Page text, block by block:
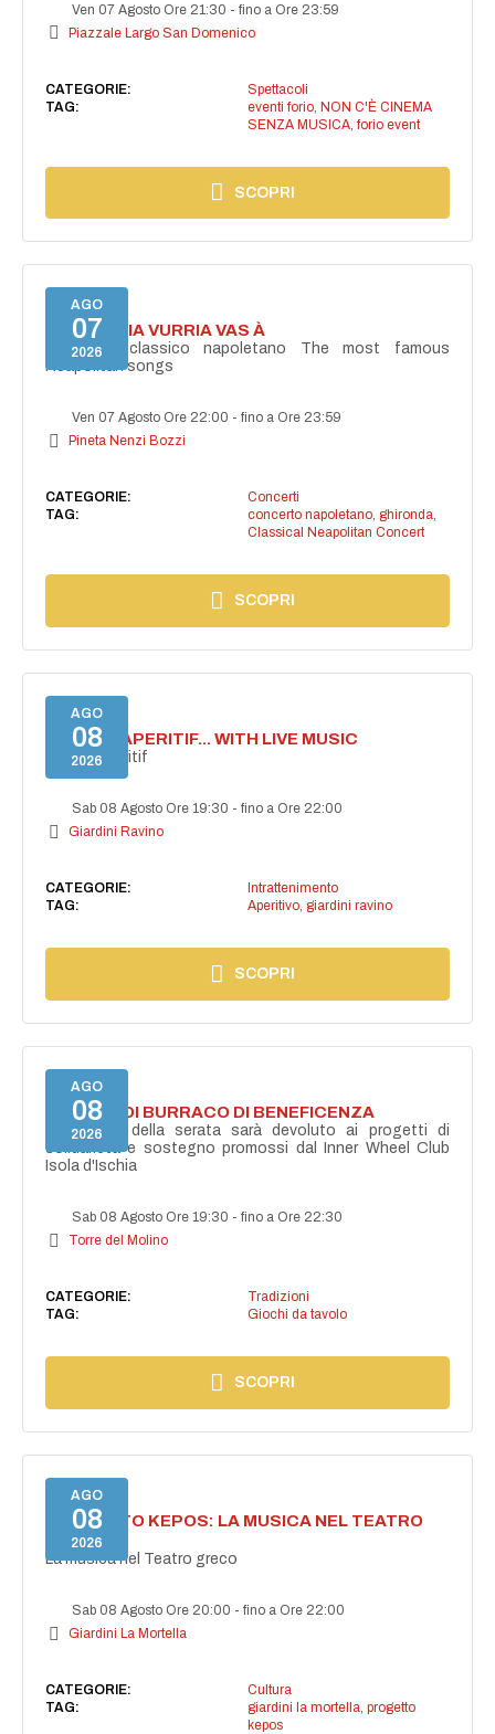
Ven 07 Agosto Ore 21:30 -fino a Ore 23:59
Piazzale Largo San Domenico
CATEGORIE:
Spettacoli
TAG:
eventi forio, NON C'È CINEMA
SENZA MUSICA, forio event
SCOPRI
AGO
07
2026
I'TE VURRIA VURRIA VAS À
Concerto classico napoletano The most famous
Neapolitan songs
Ven 07 Agosto Ore 22:00 -fino a Ore 23:59
Pineta Nenzi Bozzi
CATEGORIE:
Concerti
TAG:
concerto napoletano, ghironda,
Classical Neapolitan Concert
SCOPRI
AGO
08
2026
SECRET APERITIF... WITH LIVE MUSIC
Secret aperitif
Sab 08 Agosto Ore 19:30 -fino a Ore 22:00
Giardini Ravino
CATEGORIE:
Intrattenimento
TAG:
Aperitivo, giardini ravino
SCOPRI
AGO
08
2026
TORNEO DI BURRACO DI BENEFICENZA
Il ricavato della serata sarà devoluto ai progetti di
solidarietà e sostegno promossi dal Inner Wheel Club
Isola d'Ischia
Sab 08 Agosto Ore 19:30 -fino a Ore 22:30
Torre del Molino
CATEGORIE:
Tradizioni
TAG:
Giochi da tavolo
SCOPRI
AGO
08
2026
PROGETTO KEPOS: LA MUSICA NEL TEATRO
GRECO
La musica nel Teatro greco
Sab 08 Agosto Ore 20:00 -fino a Ore 22:00
Giardini La Mortella
CATEGORIE:
Cultura
TAG:
giardini la mortella, progetto
kepos